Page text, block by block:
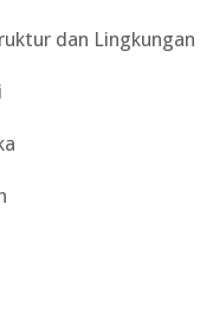
dan Lingkungan